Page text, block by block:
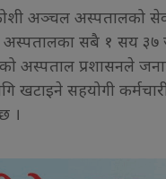
अञ्चल अस्पतालको
अस्पतालका सबै १ सय
प्रशासनले
खटाइने सहयोगी
।